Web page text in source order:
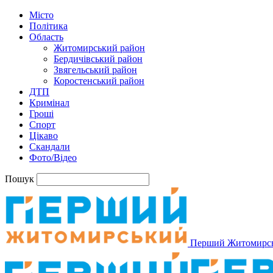
Місто
Політика
Область
Житомирський район
Бердичівський район
Звягельський район
Коростенський район
ДТП
Кримінал
Гроші
Спорт
Цікаво
Скандали
Фото/Відео
Пошук
Перший